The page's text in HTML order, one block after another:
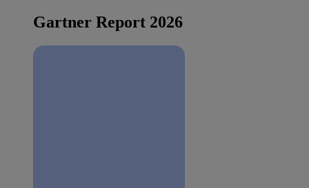
Gartner Report 2026